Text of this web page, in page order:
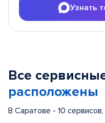
Узнать
Все
расположены
В Саратове - 10